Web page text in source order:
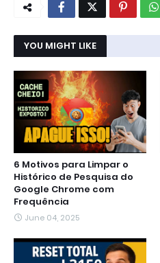
YOU MIGHT LIKE
6 Motivos para Limpar o
Histórico de Pesquisa do
Google Chrome com
Frequência
June 04, 2025